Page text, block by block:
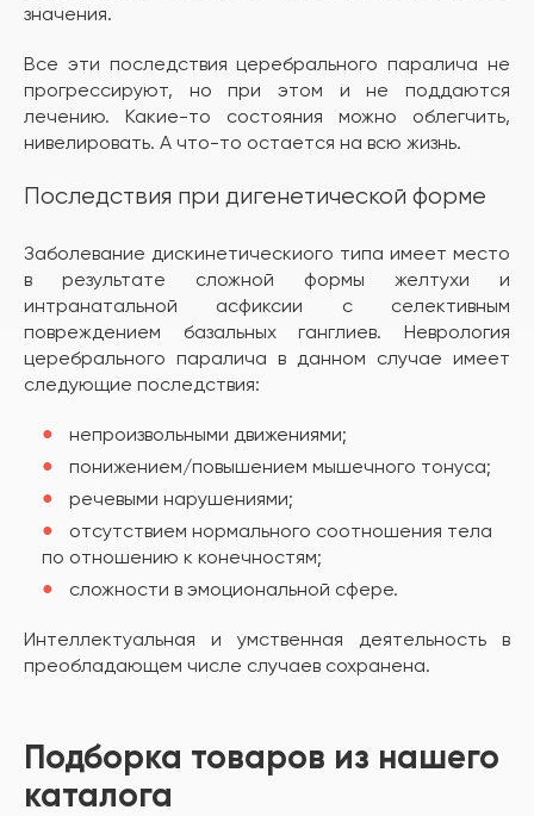
значения.
Все эти последствия церебрального паралича не
прогрессируют, но при этом и не поддаются
лечению. Какие-то состояния можно облегчить,
нивелировать. А что-то остается на всю жизнь.
Последствия при дигенетической форме
Заболевание дискинетическиого типа имеет место
в результате сложной формы желтухи и
интранатальной асфиксии с селективным
повреждением базальных ганглиев. Неврология
церебрального паралича в данном случае имеет
следующие последствия:
непроизвольными движениями;
понижением/повышением мышечного тонуса;
речевыми нарушениями;
отсутствием нормального соотношения тела
по отношению к конечностям;
сложности в эмоциональной сфере.
Интеллектуальная и умственная деятельность в
преобладающем числе случаев сохранена.
Подборка товаров из нашего
каталога